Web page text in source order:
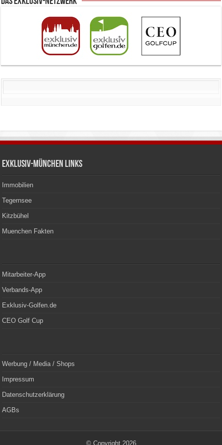
Exklusiv-München Links
Immobilien
Tegernsee
Kitzbühel
Muenchen Fakten
Mitarbeiter-App
Verbands-App
Exklusiv-Golfen.de
CEO Golf Cup
Werbung / Media / Shops
Impressum
Datenschutzerklärung
AGBs
© Copyright 2026